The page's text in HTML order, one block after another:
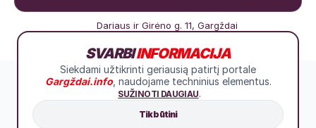
Dariaus ir Girėno g. 11, Gargždai
SVARBIINFORMACIJA
Siekdami užtikrinti geriausią patirtį portale
Gargždai.info, naudojame techninius elementus.
SUŽINOTI DAUGIAU.
Tik būtini